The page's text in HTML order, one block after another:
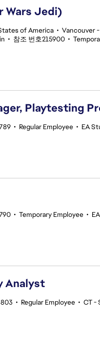
Wars Jedi)
of America • Vancouver
• 참조 번호215900 •
Playtesting
• Regular Employee • EA
• Temporary Employee •
Analyst
• Regular Employee • CT -